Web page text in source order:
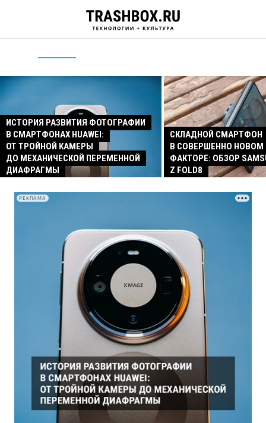
ИСТОРИЯ РАЗВИТИЯ ФОТОГРАФИИ
В СМАРТФОНАХ HUAWEI:
ОТ ТРОЙНОЙ КАМЕРЫ
ДО МЕХАНИЧЕСКОЙ ПЕРЕМЕННОЙ
ДИАФРАГМЫ
СКЛАДНОЙ СМАРТФОН
В СОВЕРШЕННО
ФАКТОРЕ: ОБЗОР
Z FOLD8
РЕКЛАМА